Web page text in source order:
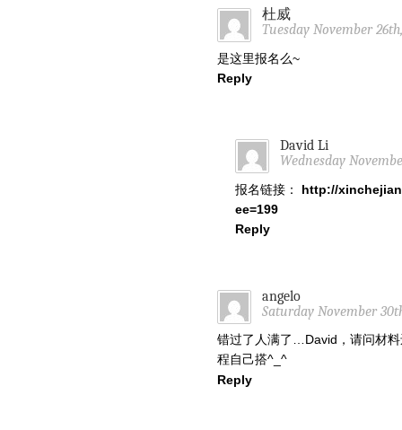
杜威
Tuesday November
是这里报名么~
Reply
David Li
Wednesday
报名链接： http://
ee=199
Reply
angelo
Saturday November
错过了人满了…David，请问材
程自己搭^_^
Reply